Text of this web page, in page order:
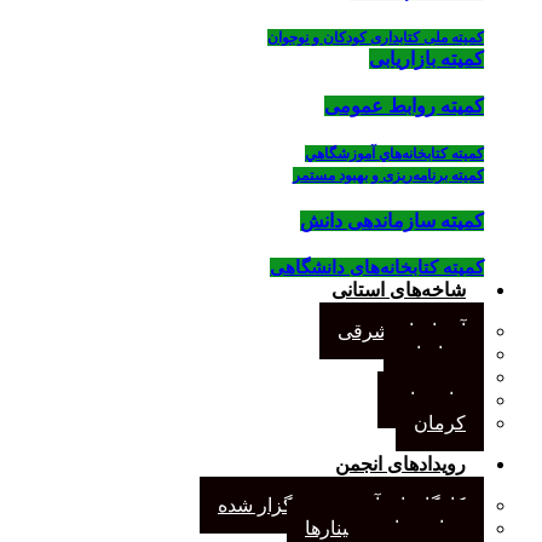
کمیته ملی کتابداری کودکان و نوجوان
کمیته بازاریابی
کمیته روابط عمومی
كميته كتابخانه‌هاي آموزشگاهي
کمیته برنامه‌ریزی و بهبود مستمر
کمیته سازماندهی دانش
کمیته کتابخانه‌های دانشگاهی
شاخه‌های استانی
آذربایجان شرقی
خراسان
مازندران
کرمان
رویدادهای انجمن
کارگاههای آموزشی برگزار شده
همایش‌ها و سمینارها